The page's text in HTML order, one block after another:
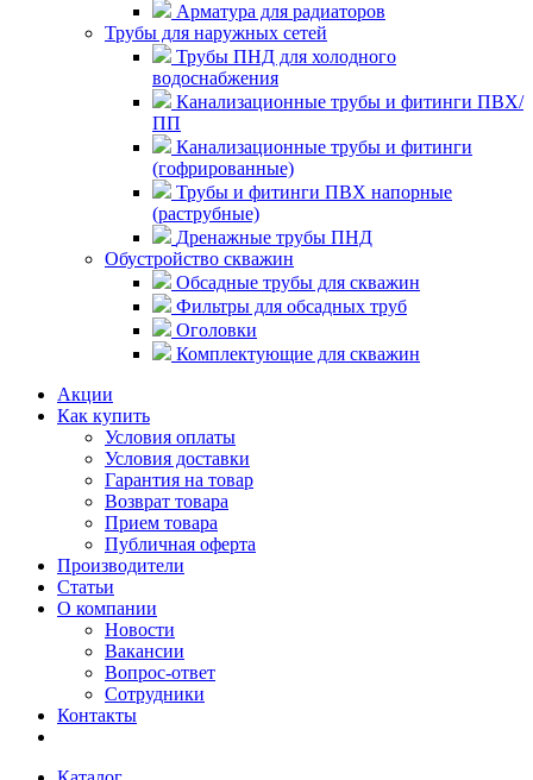
Арматура для радиаторов
Трубы для наружных сетей
Трубы ПНД для холодного
водоснабжения
Канализационные трубы и фитинги ПВХ/
ПП
Канализационные трубы и фитинги
(гофрированные)
Трубы и фитинги ПВХ напорные
(раструбные)
Дренажные трубы ПНД
Обустройство скважин
Обсадные трубы для скважин
Фильтры для обсадных труб
Оголовки
Комплектующие для скважин
Акции
Как купить
Условия оплаты
Условия доставки
Гарантия на товар
Возврат товара
Прием товара
Публичная оферта
Производители
Статьи
О компании
Новости
Вакансии
Вопрос-ответ
Сотрудники
Контакты